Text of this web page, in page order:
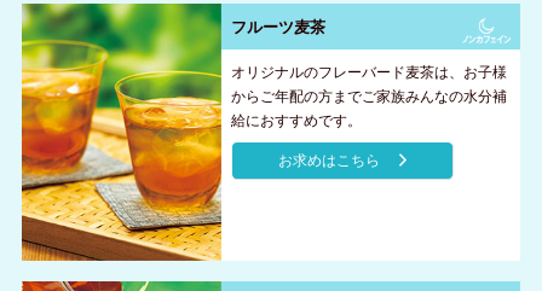
フルーツ麦茶
オリジナルのフレーバード麦茶は、お子様
からご年配の方までご家族みんなの水分補
給におすすめです。
お求めはこちら